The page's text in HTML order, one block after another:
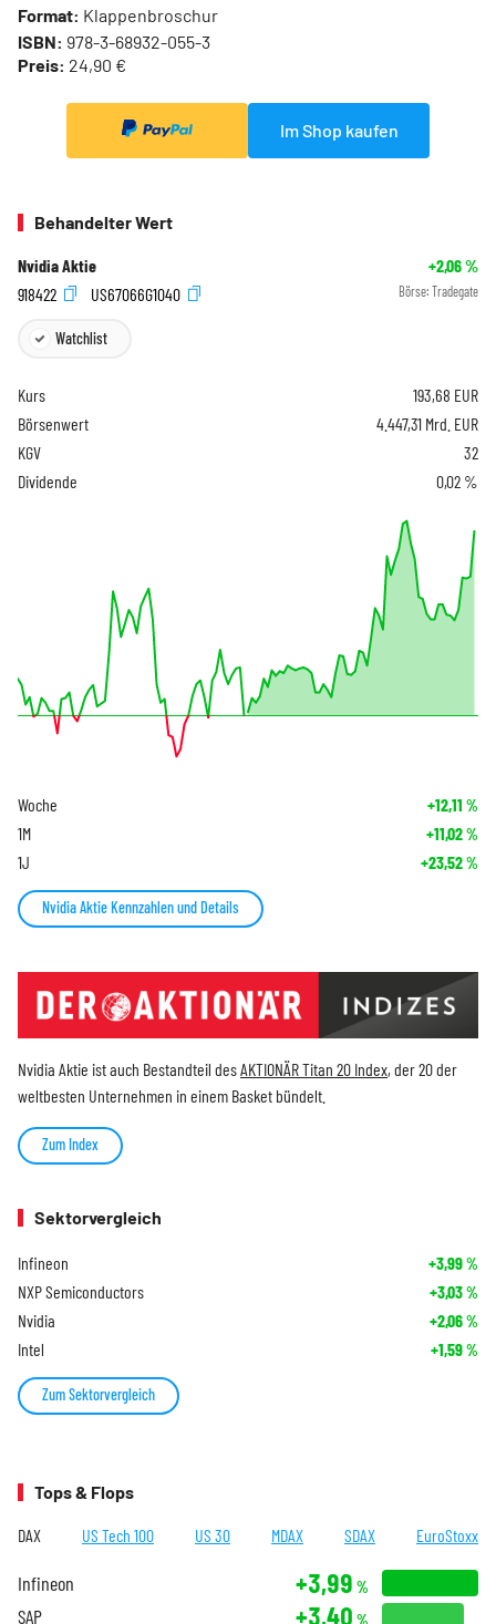
Format: Klappenbroschur
ISBN: 978-3-68932-055-3
Preis: 24,90 €
Im Shop kaufen
Behandelter Wert
Nvidia Aktie +2,06%
918422
US67066G1040 Börse: Tradegate
Watchlist
Kurs 193,68 EUR
Börsenwert
4.447,31 Mrd. EUR
KGV
32
Dividende
0,02 %
Woche +12,11 %
1M +11,02%
1J +23,52%
Nvidia Aktie Kennzahlen und Details
Nvidia Aktie ist auch Bestandteil desAKTIONÄR Titan 20 Index, der 20 der
weltbesten Unternehmen in einem Basket bündelt.
Zum Index
Sektorvergleich
Infineon +3,99%
NXP Semiconductors +3,03%
Nvidia +2,06%
Intel +1,59%
Zum Sektorvergleich
Tops & Flops
DAX US Tech 100 US 30 MDAX SDAX EuroStoxx
Infineon +3,99 %
SAP +3,40